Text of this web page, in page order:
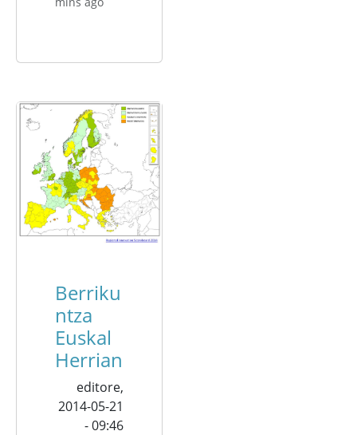
Berriku
ntza
Euskal
Herrian
editore,
2014-05-21
- 09:46